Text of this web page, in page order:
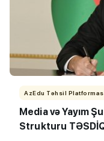
AzEdu Təhsil
Media və Yayım
Strukturu